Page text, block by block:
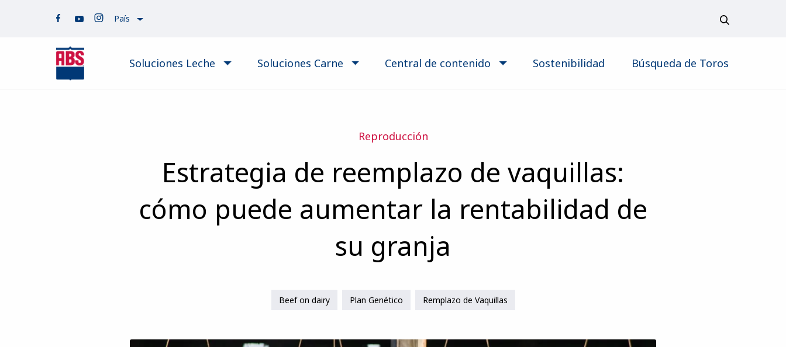
País
Soluciones Leche Soluciones Carne Central de contenido Sostenibilidad Búsqueda de Toros
Reproducción
Estrategia de reemplazo de vaquillas:
cómo puede aumentar la rentabilidad de
su granja
Beef on dairy Plan Genético Remplazo de Vaquillas